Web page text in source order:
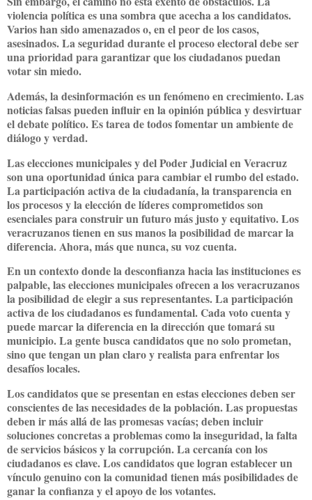
violencia política es una sombra que acecha a los candidatos.
Varios han sido amenazados o, en el peor de los casos,
asesinados. La seguridad durante el proceso electoral debe ser
una prioridad para garantizar que los ciudadanos puedan
votar sin miedo.
Además, la desinformación es un fenómeno en crecimiento. Las
noticias falsas pueden influir en la opinión pública y desvirtuar
el debate político. Es tarea de todos fomentar un ambiente de
diálogo y verdad.
Las elecciones municipales y del Poder Judicial en Veracruz
son una oportunidad única para cambiar el rumbo del estado.
La participación activa de la ciudadanía, la transparencia en
los procesos y la elección de líderes comprometidos son
esenciales para construir un futuro más justo y equitativo. Los
veracruzanos tienen en sus manos la posibilidad de marcar la
diferencia. Ahora, más que nunca, su voz cuenta.
En un contexto donde la desconfianza hacia las instituciones es
palpable, las elecciones municipales ofrecen a los veracruzanos
la posibilidad de elegir a sus representantes. La participación
activa de los ciudadanos es fundamental. Cada voto cuenta y
puede marcar la diferencia en la dirección que tomará su
municipio. La gente busca candidatos que no solo prometan,
sino que tengan un plan claro y realista para enfrentar los
desafíos locales.
Los candidatos que se presentan en estas elecciones deben ser
conscientes de las necesidades de la población. Las propuestas
deben ir más allá de las promesas vacías; deben incluir
soluciones concretas a problemas como la inseguridad, la falta
de servicios básicos y la corrupción. La cercanía con los
ciudadanos es clave. Los candidatos que logran establecer un
vínculo genuino con la comunidad tienen más posibilidades de
ganar la confianza y el apoyo de los votantes.